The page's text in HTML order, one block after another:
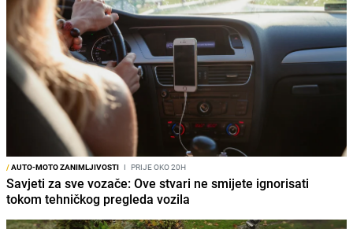
/AUTO-MOTO ZANIMLJIVOSTI I PRIJE OKO 20H
Savjeti za sve vozače: Ove stvari ne smijete ignorisati
tokom tehničkog pregleda vozila